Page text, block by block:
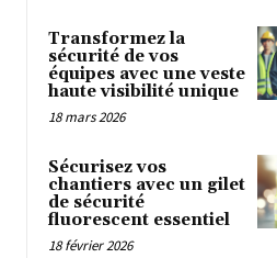
Transformez la
sécurité de vos
équipes avec une veste
haute visibilité unique
18 mars 2026
Sécurisez vos
chantiers avec un gilet
de sécurité
fluorescent essentiel
18 février 2026